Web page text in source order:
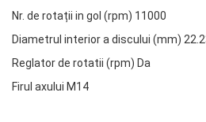
Nr. de rotații in gol (rpm) 11000
Diametrul interior a discului (mm)
Reglator de rotatii (rpm) Da
Firul axului M14